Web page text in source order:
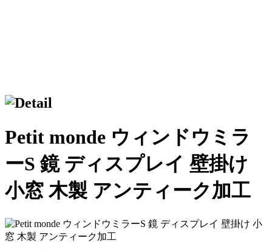
Petit monde ウィンドウミラ
ーS 鏡 ディスプレイ 壁掛け
小窓 木製 アンティーク加工